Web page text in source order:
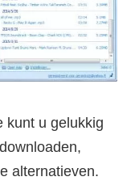
kunt u gelukkig
alternatieven.